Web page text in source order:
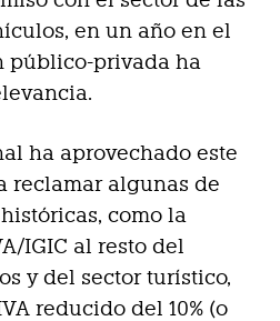
en un año en el
público-privada ha
ha aprovechado este
reclamar algunas de
como la
IGIC al resto del
y del sector turístico,
reducido del 10% (o